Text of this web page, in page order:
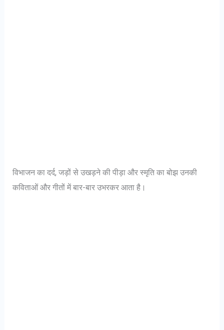
विभाजन का दर्द, जड़ों से उखड़ने की पीड़ा और स्मृति का बोझ उनकी
कविताओं और गीतों में बार-बार उभरकर आता है।